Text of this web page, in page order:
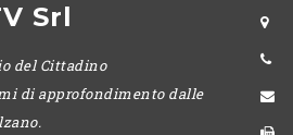
Srl
del Cittadino
di approfondimento dalle